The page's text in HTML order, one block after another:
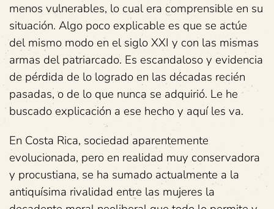
menos vulnerables, lo cual era comprensible en su
situación. Algo poco explicable es que se actúe
del mismo modo en el siglo XXI y con las mismas
armas del patriarcado. Es escandaloso y evidencia
de pérdida de lo logrado en las décadas recién
pasadas, o de lo que nunca se adquirió. Le he
buscado explicación a ese hecho y aquí les va.
En Costa Rica, sociedad aparentemente
evolucionada, pero en realidad muy conservadora
y procustiana, se ha sumado actualmente a la
antiquísima rivalidad entre las mujeres la